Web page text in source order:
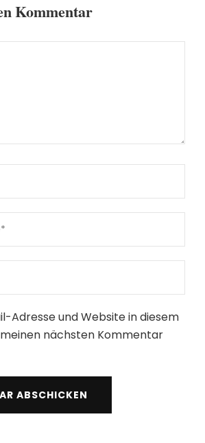
Kommentar
Adresse und Website in diesem
nächsten Kommentar